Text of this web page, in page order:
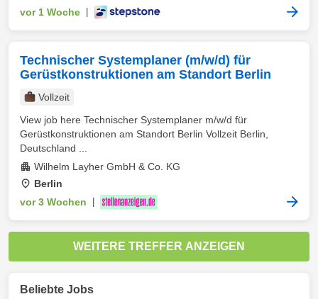
vor 1 Woche
Technischer Systemplaner (m/w/d) für
Gerüstkonstruktionen am Standort Berlin
Vollzeit
View job here Technischer Systemplaner m/w/d für
Gerüstkonstruktionen am Standort Berlin Vollzeit Berlin,
Deutschland ...
Wilhelm Layher GmbH & Co. KG
Berlin
vor 3 Wochen
WEITERE TREFFER ANZEIGEN
Beliebte Jobs